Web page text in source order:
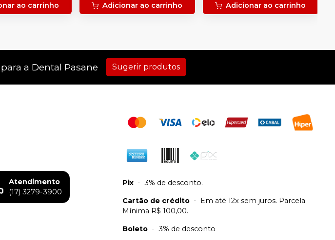
ao carrinho Adicionar ao carrinho Adicionar ao carrinho
a Dental Pasane Sugerir produtos
Atendimento
(17) 3279-3900
Pix - 3% de desconto.
Cartão de crédito - Em até 12x sem juros. Parcela
Mínima R$ 100,00.
Boleto - 3% de desconto